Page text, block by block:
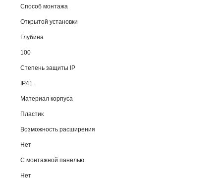
Способ монтажа
Открытой установки
Глубина
100
Степень защиты IP
IP41
Материал корпуса
Пластик
Возможность расширения
Нет
С монтажной панелью
Нет